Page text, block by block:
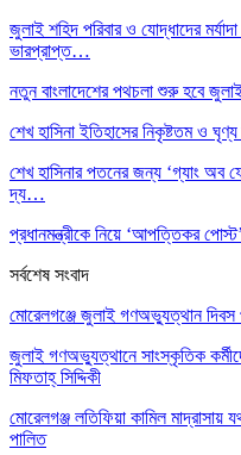
জুলাই শহিদ পরিবার ও যোদ্ধাদের
ভারপ্রাপ্ত…
নতুন বাংলাদেশের পথচলা শুরু হবে
শেখ হাসিনা ইতিহাসের নিকৃষ্টতম ও
শেখ হাসিনার পতনের জন্য ‘গ্যাং অব
দ্য…
প্রধানমন্ত্রীকে নিয়ে ‘আপত্তিকর
সর্বশেষ সংবাদ
মোরেলগঞ্জে জুলাই গণঅভ্যুত্থান দিবস
জুলাই গণঅভ্যুত্থানে সাংস্কৃতিক
মিফতাহ্ সিদ্দিকী
মোরেলগঞ্জ লতিফিয়া কামিল
পালিত